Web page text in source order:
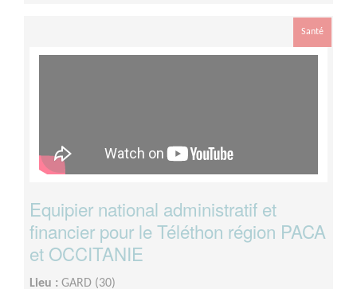
Santé
Equipier national administratif et
financier pour le Téléthon région PACA
et OCCITANIE
Lieu : GARD (30)